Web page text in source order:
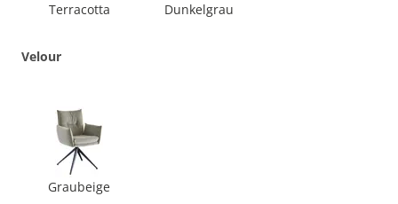
Terracotta Dunkelgrau
Velour
Graubeige